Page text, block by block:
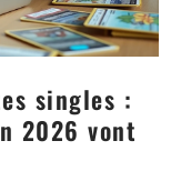
singles :
2026 vont